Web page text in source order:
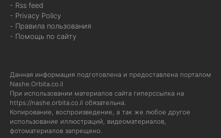
- Rss feed
- Privacy Policy
- Правила пользования
- Помощь по сайту
Данная информация подготовлена и предоставлена порталом
Nashe.Orbita.co.il
При использовании материалов сайта гиперссылка на
https://nashe.orbita.co.il обязательна.
Копирование, воспроизведение, а так же любое другое
использование иллюстраций, видеоматериалов,
фотоматериалов запрещено.